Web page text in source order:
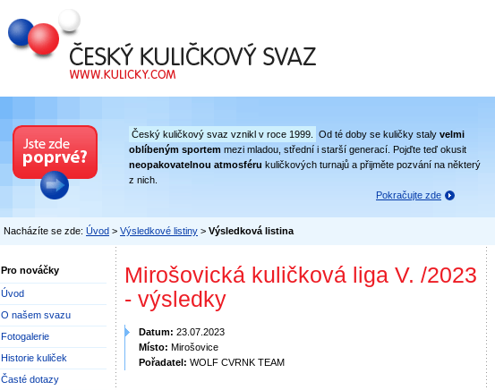
Český kuličkový svaz
Český kuličkový svaz vznikl v roce 1999. Od té doby se kuličky staly velmi
oblíbeným sportem mezi mladou, střední i starší generací. Pojďte teď okusit
neopakovatelnou atmosféru kuličkových turnajů a přijměte pozvání na některý
z nich.
Pokračujte zde
Nacházíte se zde: Úvod > Výsledkové listiny > Výsledková listina
Pro nováčky
Úvod
O našem svazu
Fotogalerie
Historie kuliček
Časté dotazy
Mirošovická kuličková liga V. /2023
- výsledky
Datum: 23.07.2023
Místo: Mirošovice
Pořadatel: WOLF CVRNK TEAM